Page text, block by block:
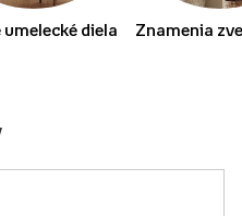
umelecké diela Znamenia